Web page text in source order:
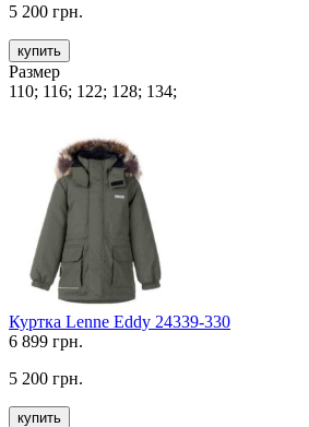
5 200 грн.
купить
Размер
110; 116; 122; 128; 134;
Куртка Lenne Eddy 24339-330
6 899 грн.
5 200 грн.
купить